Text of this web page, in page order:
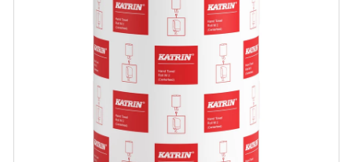
Open
media
1
in